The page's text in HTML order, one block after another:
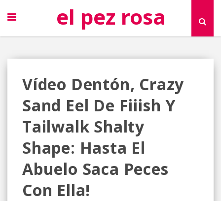
el pez rosa
Vídeo Dentón, Crazy
Sand Eel De Fiiish Y
Tailwalk Shalty
Shape: Hasta El
Abuelo Saca Peces
Con Ella!